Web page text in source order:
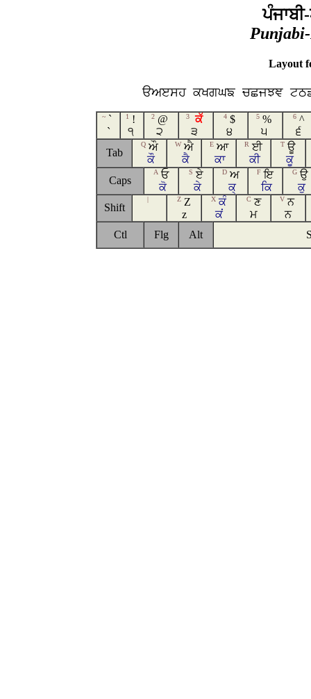
Layout
ੳਅੲਸਹ ਕਖਗਘਙ ਚਛਜਝਞ ਟਠ
~ `
`
1
!
੧
2 @
੨
3
ਕੱ
੩
4$
੪
5 %
੫
6^
੬
Tab
Qਔ
ਕੌ
Wਐ
ਕੈ
Eਆ
ਕਾ
R ਈ
ਕੀ
T ਊ
ਕੂ
Caps
A ਓ
ਕੋ
S ਏ
ਕੇ
Dਅ
ਕ੍
F ਇ
ਕਿ
Gਉ
ਕੁ
Shift
| Z Z
z
X ਕੰ
ਕਂ
C ਣ
ਮ
V ਨ
ਨ
Ctl
Flg Alt